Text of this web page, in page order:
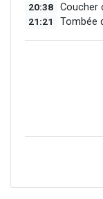
20:38 Coucher
21:21 Tombée